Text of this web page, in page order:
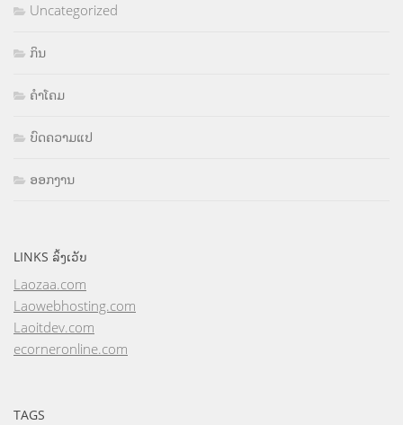
Uncategorized
ກິນ
ຄຳໂຄມ
ບົດຄວາມແປ
ອອກງານ
LINKS ລິ້ງເວັບ
Laozaa.com
Laowebhosting.com
Laoitdev.com
ecorneronline.com
TAGS